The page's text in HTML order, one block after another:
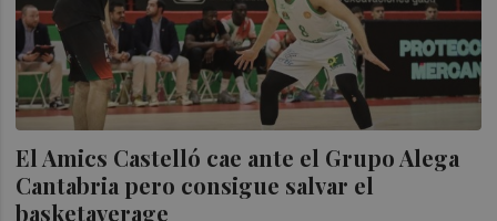
El Amics Castelló cae ante el Grupo Alega
Cantabria pero consigue salvar el
basketaverage